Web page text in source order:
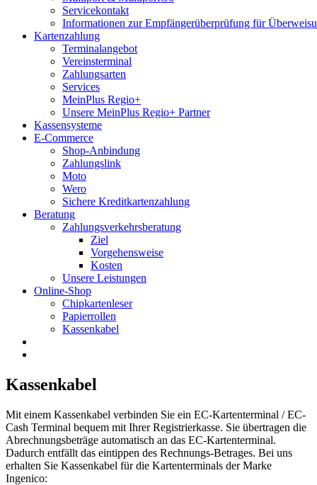
Servicekontakt
Informationen zur Empfängerüberprüfung für
Kartenzahlung
Terminalangebot
Vereinsterminal
Zahlungsarten
Services
MeinPlus Regio+
Unsere MeinPlus Regio+ Partner
Kassensysteme
E-Commerce
Shop-Anbindung
Zahlungslink
Moto
Wero
Sichere Kreditkartenzahlung
Beratung
Zahlungsverkehrsberatung
Ziel
Vorgehensweise
Kosten
Unsere Leistungen
Online-Shop
Chipkartenleser
Papierrollen
Kassenkabel
Kassenkabel
Mit einem Kassenkabel verbinden Sie ein EC-Kartenterminal / EC-
Cash Terminal bequem mit Ihrer Registrierkasse. Sie übertragen die
Abrechnungsbeträge automatisch an das EC-Kartenterminal.
Dadurch entfällt das eintippen des Rechnungs-Betrages. Bei uns
erhalten Sie Kassenkabel für die Kartenterminals der Marke
Ingenico: